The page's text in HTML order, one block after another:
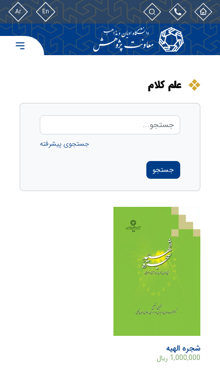
En
Ar
علم کلام
جستجوی پیشرفته
جستجو
شجره الهيه
1,000,000 ریال